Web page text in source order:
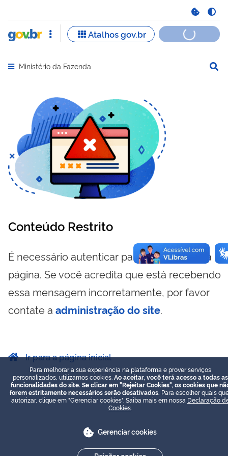
Abrir menu principal de navegação
Ministério da Fazenda
Conteúdo Restrito
É necessário autenticar para visualizar essa
página. Se você acredita que está recebendo
essa mensagem incorretamente, por favor
contate a administração do site.
Ir para a página inicial
Para melhorar a sua experiência na plataforma e prover serviços
personalizados, utilizamos cookies. Ao aceitar, você terá acesso a todas as
funcionalidades do site. Se clicar em "Rejeitar Cookies", os cookies que
forem estritamente necessários serão desativados. Para escolher quais
autorizar, clique em "Gerenciar cookies". Saiba mais em nossa Declaração
Cookies
Gerenciar cookies